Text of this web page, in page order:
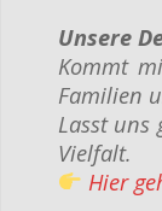
Unsere
Kommt
Familien
Lasst uns
Vielfalt.
Hier